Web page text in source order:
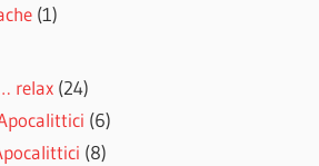
(1)
relax (24)
(6)
(8)